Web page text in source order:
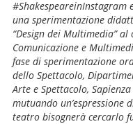
#ShakespeareinInstagram
una sperimentazione
“Design dei Multimedia”
Comunicazione e
fase di sperimentazione
dello Spettacolo,
Arte e Spettacolo,
mutuando un’espressione
teatro bisognerà cercarlo